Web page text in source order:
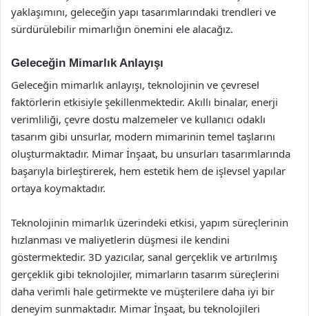
yaklaşımını, geleceğin yapı tasarımlarındaki trendleri ve
sürdürülebilir mimarlığın önemini ele alacağız.
Geleceğin Mimarlık Anlayışı
Geleceğin mimarlık anlayışı, teknolojinin ve çevresel
faktörlerin etkisiyle şekillenmektedir. Akıllı binalar, enerji
verimliliği, çevre dostu malzemeler ve kullanıcı odaklı
tasarım gibi unsurlar, modern mimarinin temel taşlarını
oluşturmaktadır. Mimar İnşaat, bu unsurları tasarımlarında
başarıyla birleştirerek, hem estetik hem de işlevsel yapılar
ortaya koymaktadır.
Teknolojinin mimarlık üzerindeki etkisi, yapım süreçlerinin
hızlanması ve maliyetlerin düşmesi ile kendini
göstermektedir. 3D yazıcılar, sanal gerçeklik ve artırılmış
gerçeklik gibi teknolojiler, mimarların tasarım süreçlerini
daha verimli hale getirmekte ve müşterilere daha iyi bir
deneyim sunmaktadır. Mimar İnşaat, bu teknolojileri